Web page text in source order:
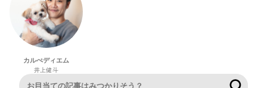
カルぺディエム
井上健斗